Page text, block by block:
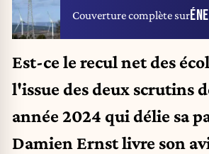
Couverture complète sur
Est-ce le recul net des
l'issue des deux scrutins
année 2024 qui délie sa
Damien Ernst livre son